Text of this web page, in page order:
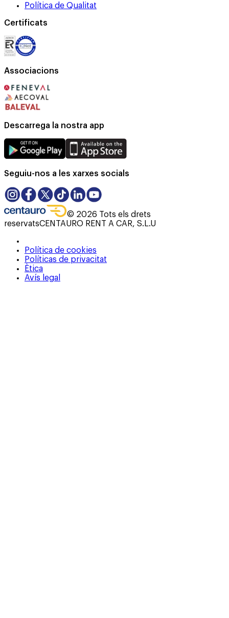
Política de Qualitat
Certificats
Associacions
Descarrega la nostra app
Seguiu-nos a les xarxes socials
© 2026 Tots els drets
reservatsCENTAURO RENT A CAR, S.L.U
Política de cookies
Políticas de privacitat
Ètica
Avís legal